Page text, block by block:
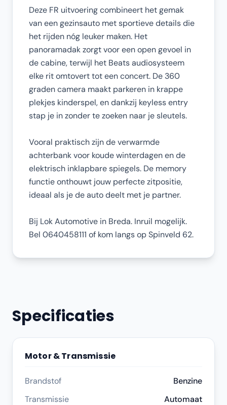
Deze FR uitvoering combineert het gemak
van een gezinsauto met sportieve details die
het rijden nóg leuker maken. Het
panoramadak zorgt voor een open gevoel in
de cabine, terwijl het Beats audiosysteem
elke rit omtovert tot een concert. De 360
graden camera maakt parkeren in krappe
plekjes kinderspel, en dankzij keyless entry
stap je in zonder te zoeken naar je sleutels.
Vooral praktisch zijn de verwarmde
achterbank voor koude winterdagen en de
elektrisch inklapbare spiegels. De memory
functie onthouwt jouw perfecte zitpositie,
ideaal als je de auto deelt met je partner.
Bij Lok Automotive in Breda. Inruil mogelijk.
Bel 0640458111 of kom langs op Spinveld 62.
Specificaties
Motor & Transmissie
Brandstof
Benzine
Transmissie
Automaat